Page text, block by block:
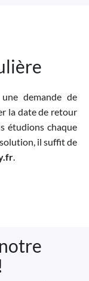
demande de
la date de retour
étudions chaque
il suffit de
.